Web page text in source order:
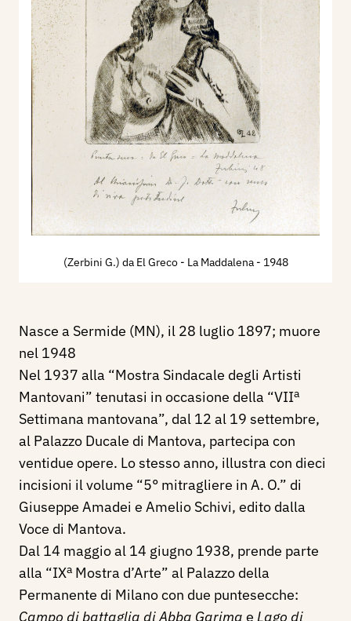
(Zerbini G.) da El Greco - La Maddalena - 1948
Nasce a Sermide (MN), il 28 luglio 1897; muore
nel 1948
Nel 1937 alla “Mostra Sindacale degli Artisti
Mantovani” tenutasi in occasione della “VIIa
Settimana mantovana”, dal 12 al 19 settembre,
al Palazzo Ducale di Mantova, partecipa con
ventidue opere. Lo stesso anno, illustra con dieci
incisioni il volume “5° mitragliere in A. O.” di
Giuseppe Amadei e Amelio Schivi, edito dalla
Voce di Mantova.
Dal 14 maggio al 14 giugno 1938, prende parte
alla “IXa Mostra d’Arte” al Palazzo della
Permanente di Milano con due puntesecche:
Campo di battaglia di Abba Garima e Lago di